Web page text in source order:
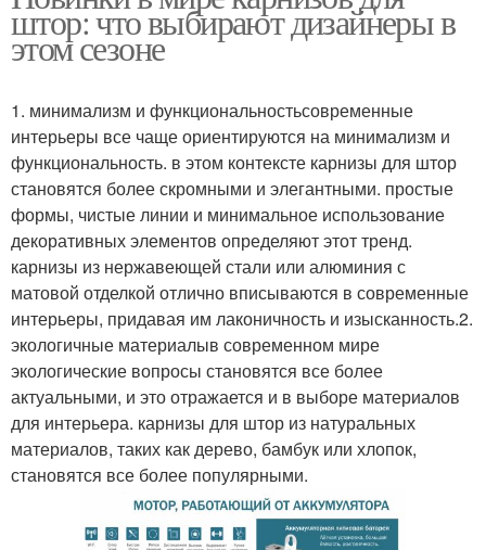
штор: что выбирают дизайнеры в
этом сезоне
1. минимализм и функциональностьсовременные
интерьеры все чаще ориентируются на минимализм и
функциональность. в этом контексте карнизы для штор
становятся более скромными и элегантными. простые
формы, чистые линии и минимальное использование
декоративных элементов определяют этот тренд.
карнизы из нержавеющей стали или алюминия с
матовой отделкой отлично вписываются в современные
интерьеры, придавая им лаконичность и изысканность.2.
экологичные материалыв современном мире
экологические вопросы становятся все более
актуальными, и это отражается и в выборе материалов
для интерьера. карнизы для штор из натуральных
материалов, таких как дерево, бамбук или хлопок,
становятся все более популярными.